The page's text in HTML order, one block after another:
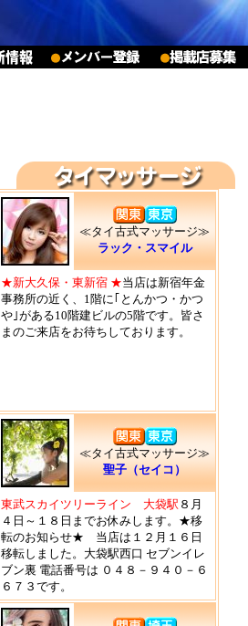
≪タイ古式マッサージ≫
ラック・スマイル
★新大久保・東新宿 ★当店は新宿年金
事務所の近く、1階に｢とんかつ・かつ
や｣がある10階建ビルの5階です。皆さ
まのご来店をお待ちしております。
≪タイ古式マッサージ≫
聖子（セイコ）
東武スカイツリーライン 大袋駅 ８月
４日～１８日までお休みします。★移
転のお知らせ★ 当店は１２月１６日
移転しました。大袋駅西口 セブンイレ
ブン裏 電話番号は ０４８－９４０－６
６７３です。